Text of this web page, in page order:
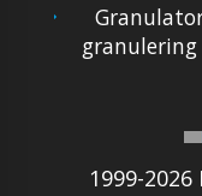
1999-
granulering